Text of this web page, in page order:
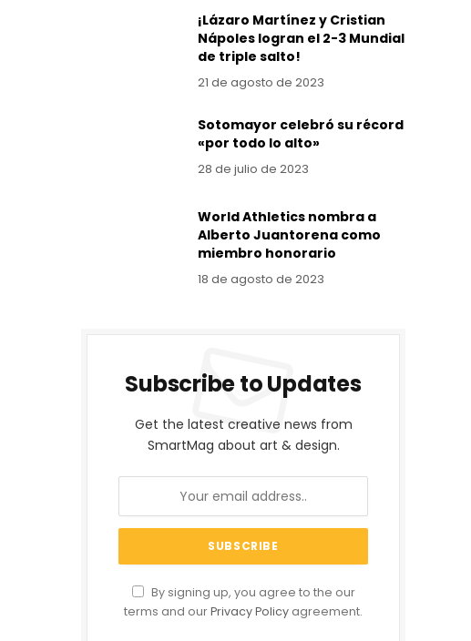
¡Lázaro Martínez y Cristian
Nápoles logran el 2-3 Mundial
de triple salto!
21 de agosto de 2023
Sotomayor celebró su récord
«por todo lo alto»
28 de julio de 2023
World Athletics nombra a
Alberto Juantorena como
miembro honorario
18 de agosto de 2023
Subscribe to Updates
Get the latest creative news from
SmartMag about art & design.
By signing up, you agree to the our
terms and ourPrivacy Policy agreement.